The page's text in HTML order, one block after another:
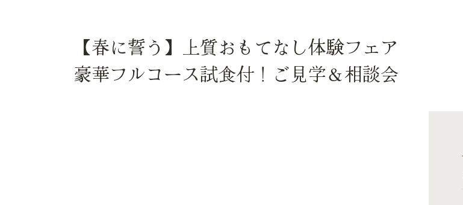
【春に誓う】上質おもてなし体験フェア
豪華フルコース試食付！ご見学＆相談会